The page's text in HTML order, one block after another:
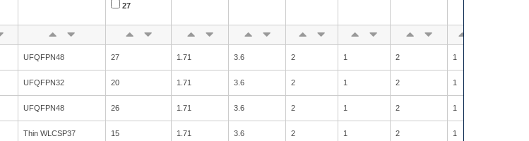
27
UFQFPN48 27 1.71 3.6 2 1 2 1
UFQFPN32 20 1.71 3.6 2 1 2 1
UFQFPN48 26 1.71 3.6 2 1 2 1
Thin WLCSP37 15 1.71 3.6 2 1 2 1